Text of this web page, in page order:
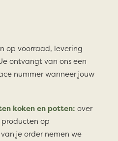
op voorraad, levering
ontvangt van ons een
nummer wanneer jouw
koken en potten: over
op
je order nemen we